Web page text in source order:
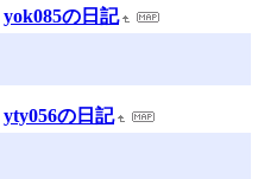
yok085の日記
yty056の日記